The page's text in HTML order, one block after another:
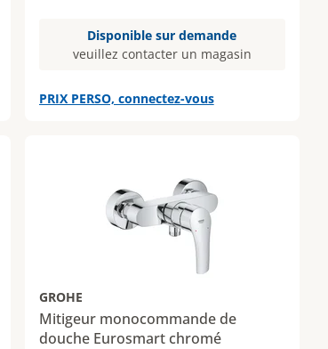
Disponible sur demande
veuillez contacter un magasin
PRIX PERSO, connectez-vous
GROHE
Mitigeur monocommande de
douche Eurosmart chromé